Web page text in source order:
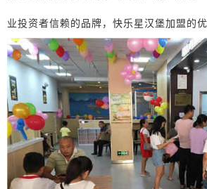
业投资者信赖的品牌，快乐星汉堡加盟的